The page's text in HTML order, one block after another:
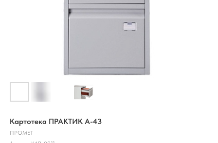
Картотека ПРАКТИК А-43
ПРОМЕТ